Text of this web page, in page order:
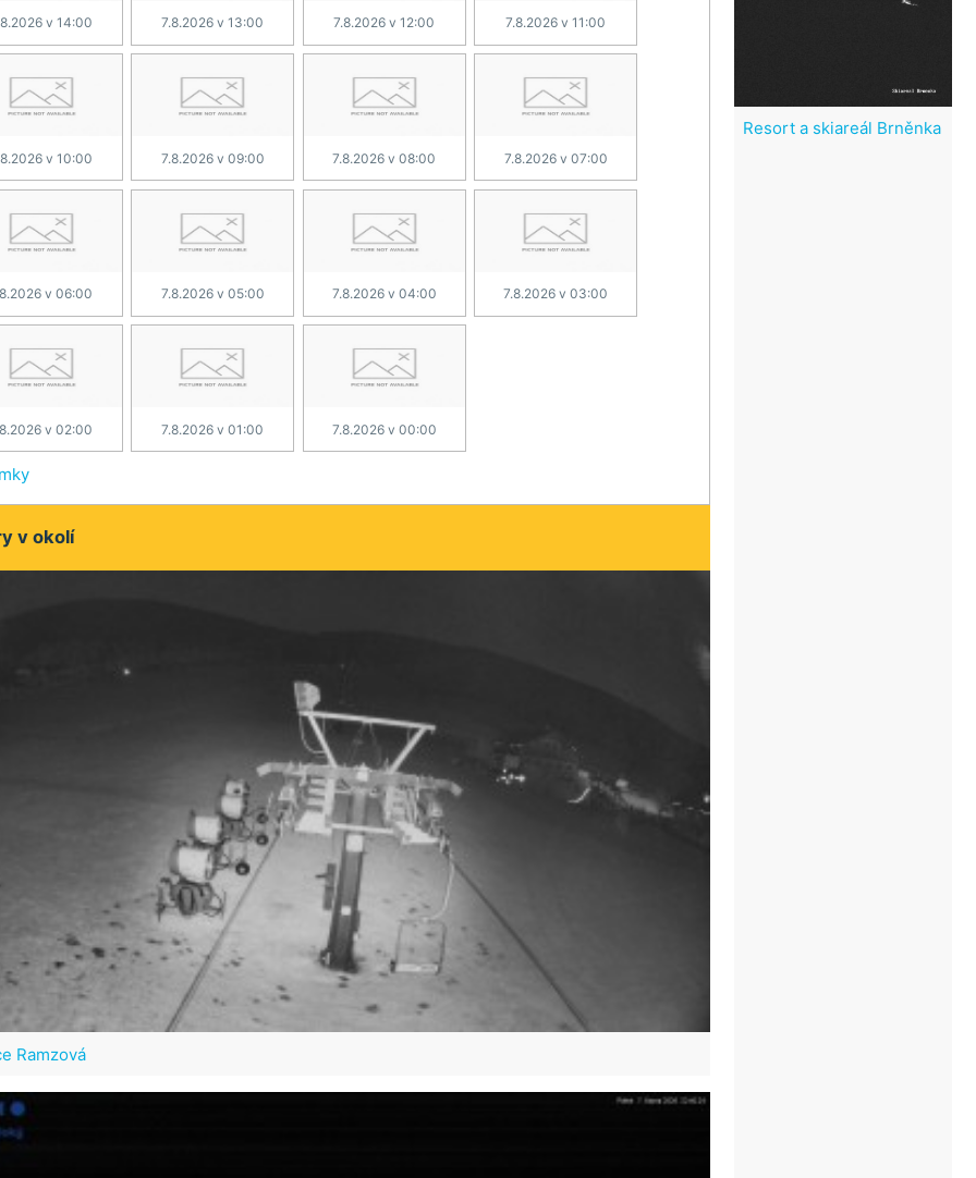
v 14:00 7.8.2026 v 13:00 7.8.2026 v 12:00 7.8.2026 v 11:00
v 10:00 7.8.2026 v 09:00 7.8.2026 v 08:00 7.8.2026 v 07:00
v 06:00 7.8.2026 v 05:00 7.8.2026 v 04:00 7.8.2026 v 03:00
v 02:00 7.8.2026 v 01:00 7.8.2026 v 00:00
v okolí
Ramzová
Resort a skiareál Brněnka